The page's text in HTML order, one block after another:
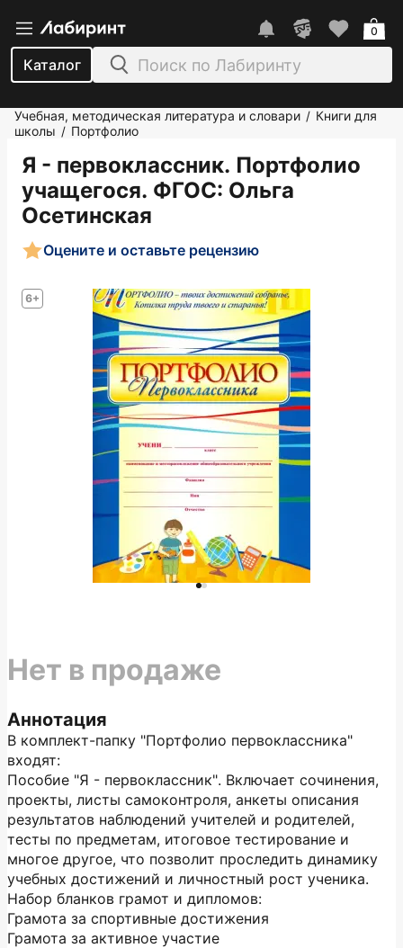
Каталог
0
Учебная, методическая литература и словари / Книги для
школы / Портфолио
Я - первоклассник. Портфолио
учащегося. ФГОС: Ольга
Осетинская
6+
Оцените и оставьте рецензию
Аннотация
В комплект-папку "Портфолио первоклассника"
входят:
Пособие "Я - первоклассник". Включает сочинения,
проекты, листы самоконтроля, анкеты описания
результатов наблюдений учителей и родителей,
тесты по предметам, итоговое тестирование и
многое другое, что позволит проследить динамику
учебных достижений и личностный рост ученика.
Набор бланков грамот и дипломов:
Грамота за спортивные достижения
Грамота за активное участие
Нет в продаже